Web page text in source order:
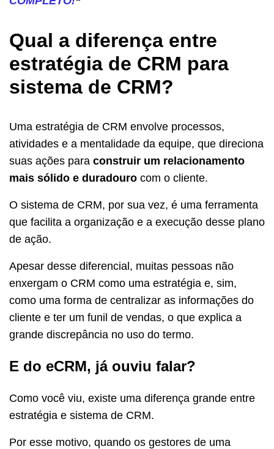
Qual a diferença entre
estratégia de CRM para
sistema de CRM?
Uma estratégia de CRM envolve processos,
atividades e a mentalidade da equipe, que direciona
suas ações para construir um relacionamento
mais sólido e duradouro com o cliente.
O sistema de CRM, por sua vez, é uma ferramenta
que facilita a organização e a execução desse plano
de ação.
Apesar desse diferencial, muitas pessoas não
enxergam o CRM como uma estratégia e, sim,
como uma forma de centralizar as informações do
cliente e ter um funil de vendas, o que explica a
grande discrepância no uso do termo.
E do eCRM, já ouviu falar?
Como você viu, existe uma diferença grande entre
estratégia e sistema de CRM.
Por esse motivo, quando os gestores de uma